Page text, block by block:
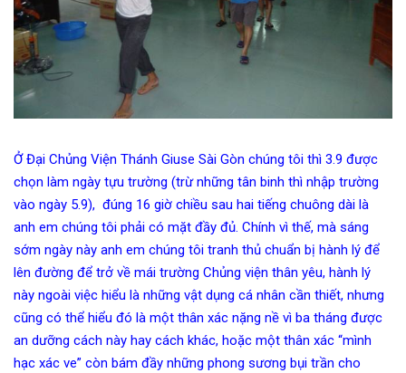
Ở Đại Chủng Viện Thánh Giuse Sài Gòn chúng tôi thì 3.9 được
chọn làm ngày tựu trường (trừ những tân binh thì nhập trường
vào ngày 5.9), đúng 16 giờ chiều sau hai tiếng chuông dài là
anh em chúng tôi phải có mặt đầy đủ. Chính vì thế, mà sáng
sớm ngày này anh em chúng tôi tranh thủ chuẩn bị hành lý để
lên đường để trở về mái trường Chủng viện thân yêu, hành lý
này ngoài việc hiểu là những vật dụng cá nhân cần thiết, nhưng
cũng có thể hiểu đó là một thân xác nặng nề vì ba tháng được
an dưỡng cách này hay cách khác, hoặc một thân xác “mình
hạc xác ve” còn bám đầy những phong sương bụi trần cho